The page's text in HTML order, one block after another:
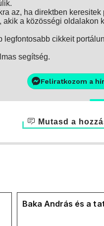
az, ha direktben
akik a közösségi oldalakon
legfontosabb cikkeit
segítség.
Feliratkozom a
Mutasd a
Baka András és a